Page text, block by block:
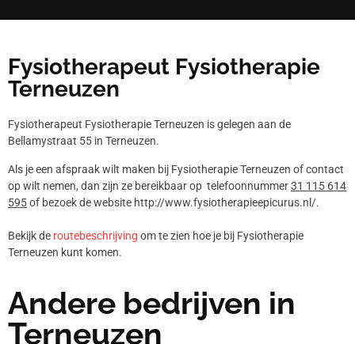
Fysiotherapeut Fysiotherapie
Terneuzen
Fysiotherapeut Fysiotherapie Terneuzen is gelegen aan de
Bellamystraat 55 in Terneuzen.
Als je een afspraak wilt maken bij Fysiotherapie Terneuzen of contact
op wilt nemen, dan zijn ze bereikbaar op telefoonnummer31 115 614
595of bezoek de website http://www.fysiotherapieepicurus.nl/.
Bekijk de routebeschrijving om te zien hoe je bij Fysiotherapie
Terneuzen kunt komen.
Andere bedrijven in
Terneuzen